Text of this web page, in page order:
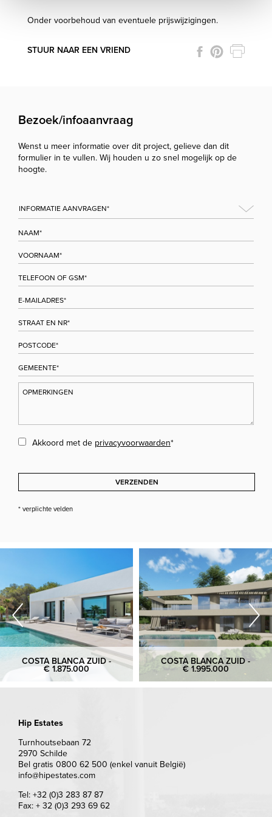
Onder voorbehoud van eventuele prijswijzigingen.
STUUR NAAR EEN VRIEND
Bezoek/infoaanvraag
Wenst u meer informatie over dit project, gelieve dan dit
formulier in te vullen. Wij houden u zo snel mogelijk op de
hoogte.
Akkoord met de privacyvoorwaarden*
VERZENDEN
* verplichte velden
COSTA BLANCA ZUID -
€ 1.875.000
COSTA BLANCA ZUID -
€ 1.995.000
Hip Estates
Turnhoutsebaan 72
2970 Schilde
Bel gratis 0800 62 500 (enkel vanuit België)
info@hipestates.com
Tel: +32 (0)3 283 87 87
Fax: + 32 (0)3 293 69 62